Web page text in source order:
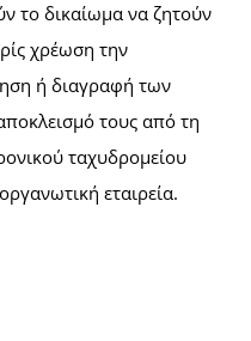
το δικαίωμα να ζητούν
χρέωση την
ή διαγραφή των
τους από τη
ταχυδρομείου
εταιρεία.